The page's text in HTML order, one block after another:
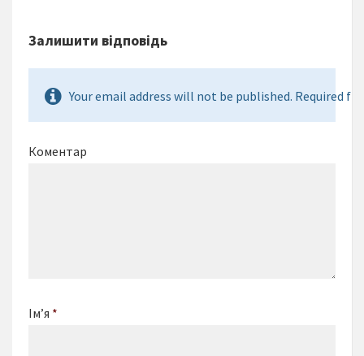
Залишити відповідь
Your email address will not be published. Required
Коментар
Ім’я *